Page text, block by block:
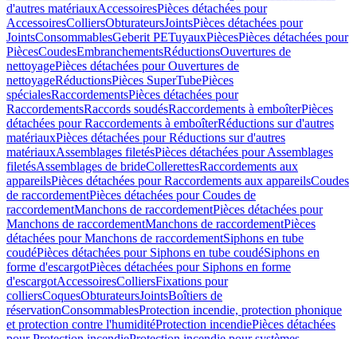
d'autres matériauxAccessoiresPièces détachées pour
AccessoiresColliersObturateursJointsPièces détachées pour
JointsConsommablesGeberit PETuyauxPiècesPièces détachées pour
PiècesCoudesEmbranchementsRéductionsOuvertures de
nettoyagePièces détachées pour Ouvertures de
nettoyageRéductionsPièces SuperTubePièces
spécialesRaccordementsPièces détachées pour
RaccordementsRaccords soudésRaccordements à emboîterPièces
détachées pour Raccordements à emboîterRéductions sur d'autres
matériauxPièces détachées pour Réductions sur d'autres
matériauxAssemblages filetésPièces détachées pour Assemblages
filetésAssemblages de brideCollerettesRaccordements aux
appareilsPièces détachées pour Raccordements aux appareilsCoudes
de raccordementPièces détachées pour Coudes de
raccordementManchons de raccordementPièces détachées pour
Manchons de raccordementManchons de raccordementPièces
détachées pour Manchons de raccordementSiphons en tube
coudéPièces détachées pour Siphons en tube coudéSiphons en
forme d'escargotPièces détachées pour Siphons en forme
d'escargotAccessoiresColliersFixations pour
colliersCoquesObturateursJointsBoîtiers de
réservationConsommablesProtection incendie, protection phonique
et protection contre l'humiditéProtection incendiePièces détachées